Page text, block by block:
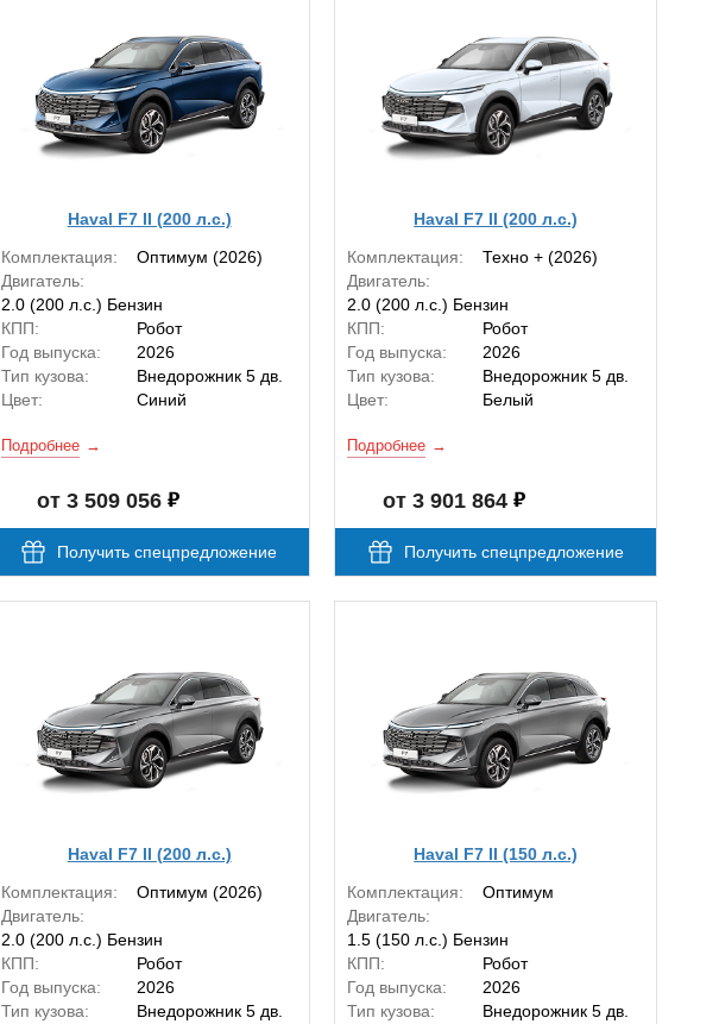
Haval F7 II (200 л.с.)
Комплектация:
Оптимум (2026)
Двигатель:
2.0 (200 л.с.) Бензин
КПП:
Робот
Год выпуска:
2026
Тип кузова:
Внедорожник 5 дв.
Цвет:
Синий
Подробнее
от 3 509 056
Получить спецпредложение
Haval F7 II (200 л.с.)
Комплектация:
Техно + (2026)
Двигатель:
2.0 (200 л.с.) Бензин
КПП:
Робот
Год выпуска:
2026
Тип кузова:
Внедорожник 5 дв.
Цвет:
Белый
Подробнее
от 3 901 864
Получить спецпредложение
Haval F7 II (200 л.с.)
Комплектация:
Оптимум (2026)
Двигатель:
2.0 (200 л.с.) Бензин
КПП:
Робот
Год выпуска:
2026
Тип кузова:
Внедорожник 5 дв.
Haval F7 II (150 л.с.)
Комплектация:
Оптимум
Двигатель:
1.5 (150 л.с.) Бензин
КПП:
Робот
Год выпуска:
2026
Тип кузова:
Внедорожник 5 дв.